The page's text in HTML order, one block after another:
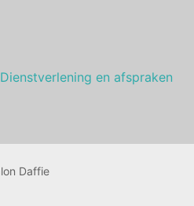
en afspraken
Daffie